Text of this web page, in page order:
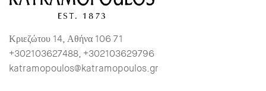
Κριεζώτου 14, Αθήνα 106 71
+302103627488, +302103629796
katramopoulos@katramopoulos.gr